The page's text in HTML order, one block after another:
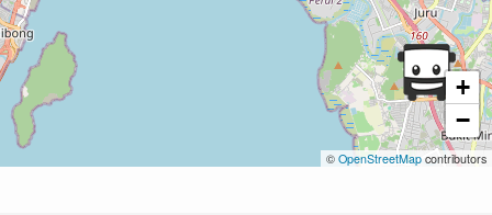
+
−
© OpenStreetMap contributors